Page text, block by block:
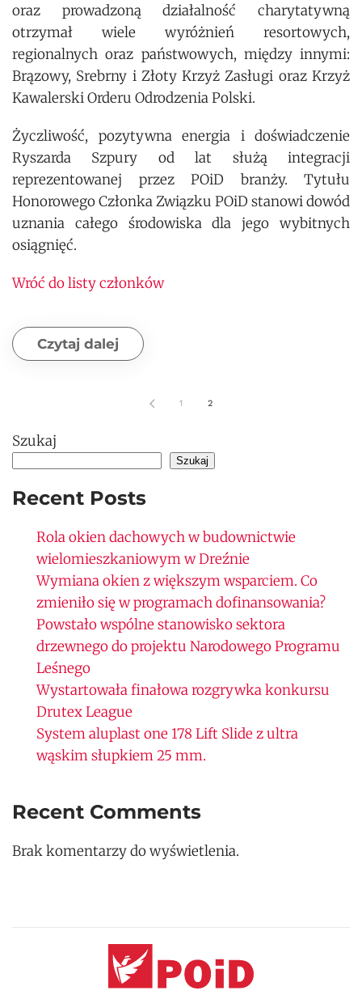
oraz prowadzoną działalność charytatywną
otrzymał wiele wyróżnień resortowych,
regionalnych oraz państwowych, między innymi:
Brązowy, Srebrny i Złoty Krzyż Zasługi oraz Krzyż
Kawalerski Orderu Odrodzenia Polski.
Życzliwość, pozytywna energia i doświadczenie
Ryszarda Szpury od lat służą integracji
reprezentowanej przez POiD branży. Tytułu
Honorowego Członka Związku POiD stanowi dowód
uznania całego środowiska dla jego wybitnych
osiągnięć.
Wróć do listy członków
Czytaj dalej
1 2
Szukaj
Szukaj
Recent Posts
Rola okien dachowych w budownictwie
wielomieszkaniowym w Dreźnie
Wymiana okien z większym wsparciem. Co
zmieniło się w programach dofinansowania?
Powstało wspólne stanowisko sektora
drzewnego do projektu Narodowego Programu
Leśnego
Wystartowała finałowa rozgrywka konkursu
Drutex League
System aluplast one 178 Lift Slide z ultra
wąskim słupkiem 25 mm.
Recent Comments
Brak komentarzy do wyświetlenia.